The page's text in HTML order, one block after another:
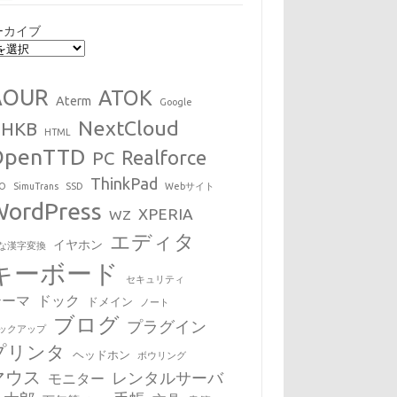
カイブ
Aterm ATOK Google
HTML NextCloud
PC Realforce
SimuTrans SSD ThinkPad Webサイト
WZ XPERIA
漢字変換 イヤホン エディタ
ーボード セキュリティ
マ ドック ドメイン ノート
クアップ ブログ プラグイン
リンタ ヘッドホン ボウリング
ウス モニター
レンタルサーバ